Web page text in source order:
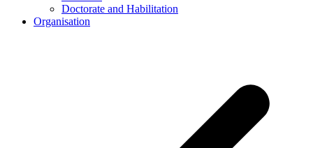
Doctorate and Habilitation
Organisation